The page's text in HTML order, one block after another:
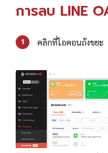
การลบ LINE
1 คลิกที่ไอคอนถังขยะ